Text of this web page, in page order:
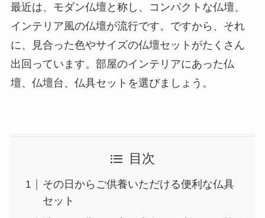
最近は、モダン仏壇と称し、コンパクトな仏壇、
インテリア風の仏壇が流行です。ですから、それ
に、見合った色やサイズの仏壇セットがたくさん
出回っています。部屋のインテリアにあった仏
壇、仏壇台、仏具セットを選びましょう。
目次
その日からご供養いただける便利な仏具
セット